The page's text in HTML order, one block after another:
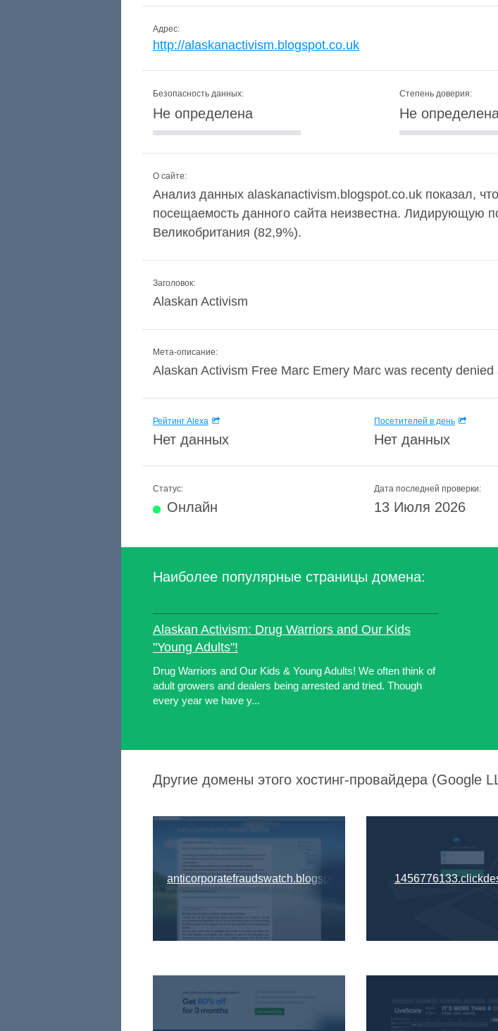
Адрес:
http://alaskanactivism.blogspot.co.uk
Безопасность данных:
Не определена
Степень доверия:
Не
О сайте:
Анализ данных alaskanactivism.blogspot.co.uk показал,
посещаемость данного сайта неизвестна. Лидирующую
Великобритания (82,9%).
Заголовок:
Alaskan Activism
Мета-описание:
Alaskan Activism Free Marc Emery Marc was recenty
Рейтинг Alexa
Нет данных
Посетителей в день
Нет данных
Статус:
Онлайн
Дата последней проверки:
13 Июля 2026
Наиболее популярные страницы домена:
Alaskan Activism: Drug Warriors and Our Kids
"Young Adults"!
Drug Warriors and Our Kids & Young Adults! We often think of
adult growers and dealers being arrested and tried. Though
every year we have y...
Другие домены этого хостинг-провайдера (Google
anticorporatefraudswatch.blogspot.in